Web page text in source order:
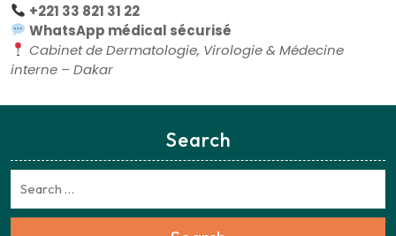
+221 33 821 31 22
WhatsApp médical sécurisé
Cabinet de Dermatologie, Virologie & Médecine
interne – Dakar
Search